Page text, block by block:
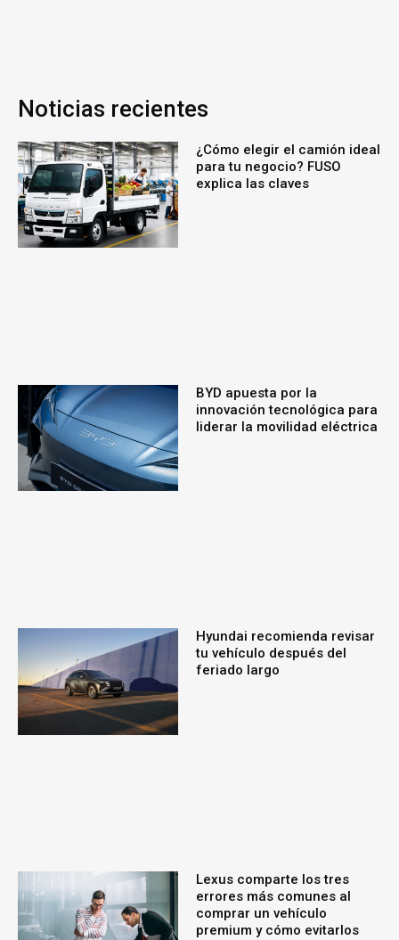
Noticias recientes
¿Cómo elegir el camión ideal
para tu negocio? FUSO
explica las claves
BYD apuesta por la
innovación tecnológica para
liderar la movilidad eléctrica
Hyundai recomienda revisar
tu vehículo después del
feriado largo
Lexus comparte los tres
errores más comunes al
comprar un vehículo
premium y cómo evitarlos